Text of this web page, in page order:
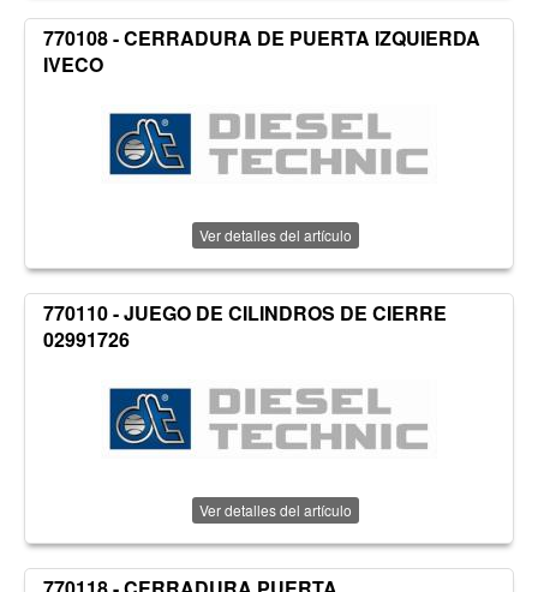
770108 - CERRADURA DE PUERTA IZQUIERDA
IVECO
Ver detalles del artículo
770110 - JUEGO DE CILINDROS DE CIERRE
02991726
Ver detalles del artículo